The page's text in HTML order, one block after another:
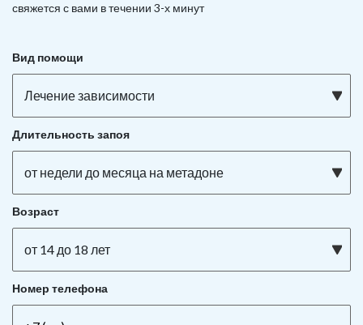
свяжется с вами в течении 3-х минут
Вид помощи
Лечение зависимости
Длительность запоя
от недели до месяца на метадоне
Возраст
от 14 до 18 лет
Номер телефона